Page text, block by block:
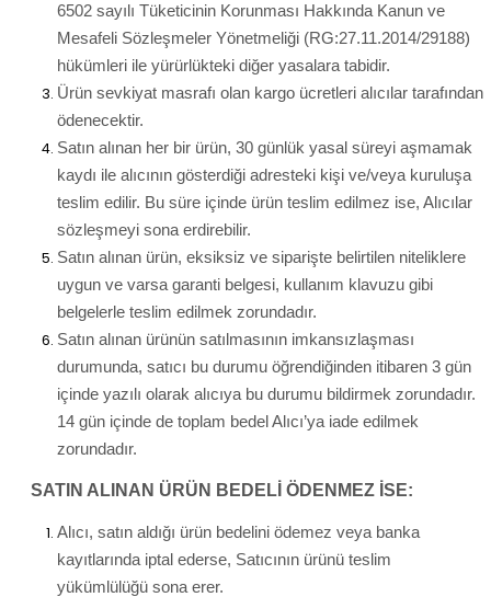
6502 sayılı Tüketicinin Korunması Hakkında Kanun ve
Mesafeli Sözleşmeler Yönetmeliği (RG:27.11.2014/29188)
hükümleri ile yürürlükteki diğer yasalara tabidir.
Ürün sevkiyat masrafı olan kargo ücretleri alıcılar tarafından
ödenecektir.
Satın alınan her bir ürün, 30 günlük yasal süreyi aşmamak
kaydı ile alıcının gösterdiği adresteki kişi ve/veya kuruluşa
teslim edilir. Bu süre içinde ürün teslim edilmez ise, Alıcılar
sözleşmeyi sona erdirebilir.
Satın alınan ürün, eksiksiz ve siparişte belirtilen niteliklere
uygun ve varsa garanti belgesi, kullanım klavuzu gibi
belgelerle teslim edilmek zorundadır.
Satın alınan ürünün satılmasının imkansızlaşması
durumunda, satıcı bu durumu öğrendiğinden itibaren 3 gün
içinde yazılı olarak alıcıya bu durumu bildirmek zorundadır.
14 gün içinde de toplam bedel Alıcı’ya iade edilmek
zorundadır.
SATIN ALINAN ÜRÜN BEDELİ ÖDENMEZ İSE:
Alıcı, satın aldığı ürün bedelini ödemez veya banka
kayıtlarında iptal ederse, Satıcının ürünü teslim
yükümlülüğü sona erer.